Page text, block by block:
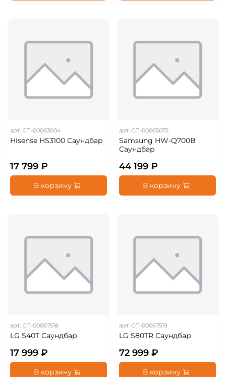
арт.СП-00063004
Hisense HS3100 Саундбар
17 799 ₽
В корзину
арт.СП-00065072
Samsung HW-Q700B
Саундбар
44 199 ₽
В корзину
арт.СП-00067518
LG S40T Саундбар
17 999 ₽
В корзину
арт.СП-00067519
LG S80TR Саундбар
72 999 ₽
В корзину